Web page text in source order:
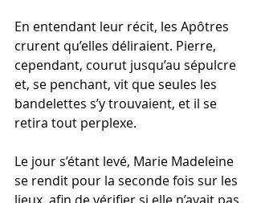
En entendant leur récit, les Apôtres
crurent qu’elles déliraient. Pierre,
cependant, courut jusqu’au sépulcre
et, se penchant, vit que seules les
bandelettes s’y trouvaient, et il se
retira tout perplexe.
Le jour s’étant levé, Marie Madeleine
se rendit pour la seconde fois sur les